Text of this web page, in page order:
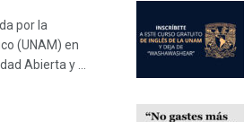
por la
(UNAM) en
Abierta y ...